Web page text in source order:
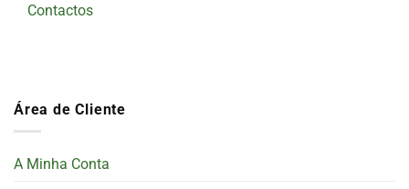
Contactos
Área de Cliente
A Minha Conta